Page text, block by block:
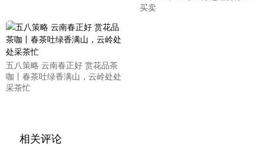
买卖
五八策略 云南春正好 赏花品茶
咖丨春茶吐绿香满山，云岭处处
采茶忙
相关评论